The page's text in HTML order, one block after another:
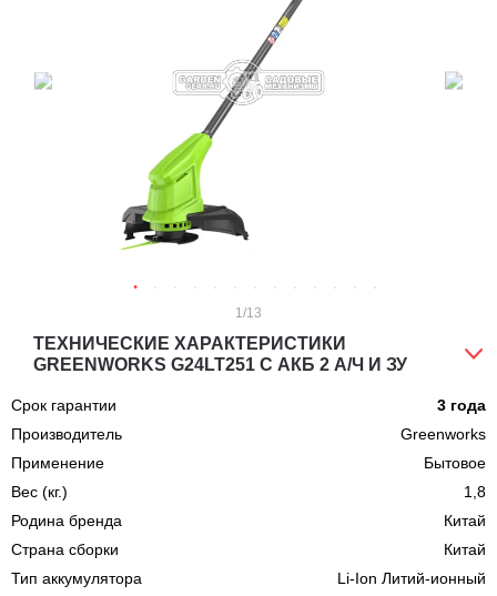
1 /13
ТЕХНИЧЕСКИЕ ХАРАКТЕРИСТИКИ
GREENWORKS G24LT251 С АКБ 2 А/Ч И ЗУ
Срок гарантии
3 года
Производитель
Greenworks
Применение
Бытовое
Вес (кг.)
1,8
Родина бренда
Китай
Страна сборки
Китай
Тип аккумулятора
Li-Ion Литий-ионный